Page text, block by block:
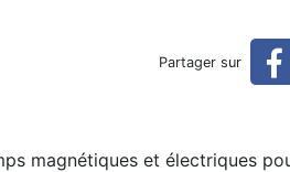
Partager sur
magnétiques et électriques